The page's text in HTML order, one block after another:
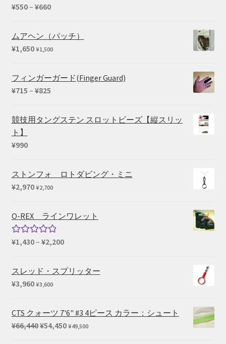
5段階中
¥550– ¥660価
帯:
¥550
ムアヘン（パッチ）
¥1,650 ¥1,500
フィンガーガード(Finger Guard)
¥715 – ¥825価
帯:
競技用タングステン スロットビーズ【縦スリッ
ト】
¥990
ストンフォ ロトダビング・ミニ
¥2,970 ¥2,700
O-REX ラインワレット
5段階中
¥1,430– ¥2,200価
帯:
スレッド・スプリッター
¥3,960 ¥3,600
CTS クォーツ 7'6" #3 4ピース カラー：シュート
¥66,440元
¥54,450現
¥49,500